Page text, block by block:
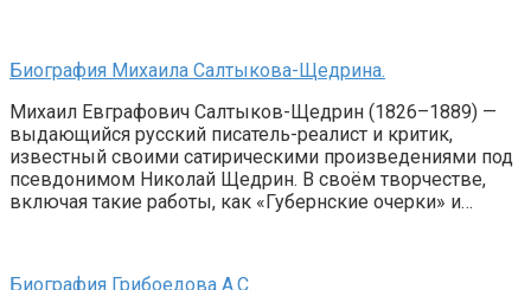
Биография Михаила Салтыкова-Щедрина.
Михаил Евграфович Салтыков-Щедрин (1826–1889) —
выдающийся русский писатель-реалист и критик,
известный своими сатирическими произведениями под
псевдонимом Николай Щедрин. В своём творчестве,
включая такие работы, как «Губернские очерки» и…
Биография Грибоедова А.С.